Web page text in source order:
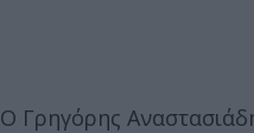
Ο Γρηγόρης